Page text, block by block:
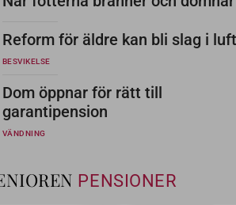
Reform för äldre kan bli slag i
BESVIKELSE
Dom öppnar för rätt till
garantipension
VÄNDNING
PENSIONER